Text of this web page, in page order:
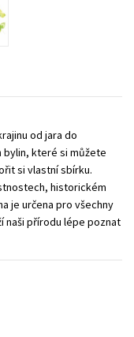
od jara do
bylin, které si můžete
si vlastní sbírku.
historickém
je určena pro všechny
naši přírodu lépe poznat